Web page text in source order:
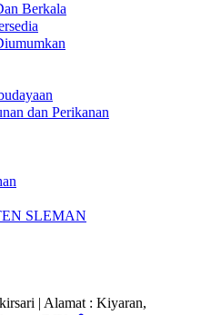
Berkala
dan Perikanan
SLEMAN
| Alamat : Kiyaran,